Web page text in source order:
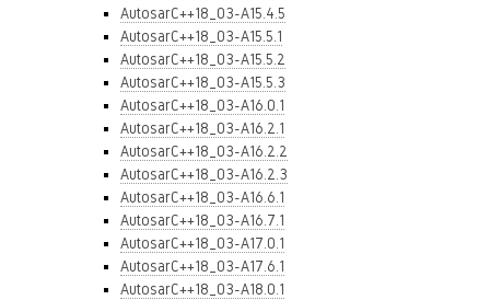
AutosarC++18_03-A15.4.5
AutosarC++18_03-A15.5.1
AutosarC++18_03-A15.5.2
AutosarC++18_03-A15.5.3
AutosarC++18_03-A16.0.1
AutosarC++18_03-A16.2.1
AutosarC++18_03-A16.2.2
AutosarC++18_03-A16.2.3
AutosarC++18_03-A16.6.1
AutosarC++18_03-A16.7.1
AutosarC++18_03-A17.0.1
AutosarC++18_03-A17.6.1
AutosarC++18_03-A18.0.1